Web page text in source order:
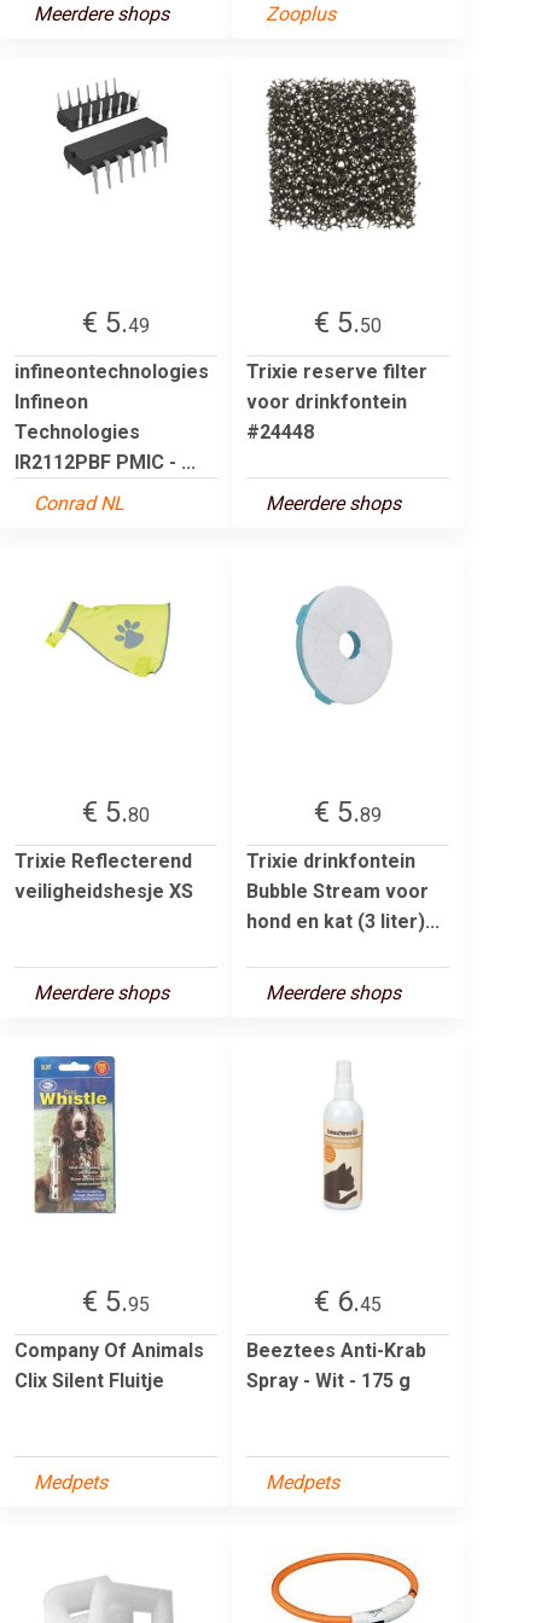
Meerdere shops Zooplus
€ 5.49
infineontechnologies
Infineon
Technologies
IR2112PBF PMIC - ...
Conrad NL
€ 5.50
Trixie reserve filter
voor drinkfontein
#24448
Meerdere shops
€ 5.80
Trixie Reflecterend
veiligheidshesje XS
Meerdere shops
€ 5.89
Trixie drinkfontein
Bubble Stream voor
hond en kat (3 liter)...
Meerdere shops
€ 5.95
Company Of Animals
Clix Silent Fluitje
Medpets
€ 6.45
Beeztees Anti-Krab
Spray - Wit - 175 g
Medpets